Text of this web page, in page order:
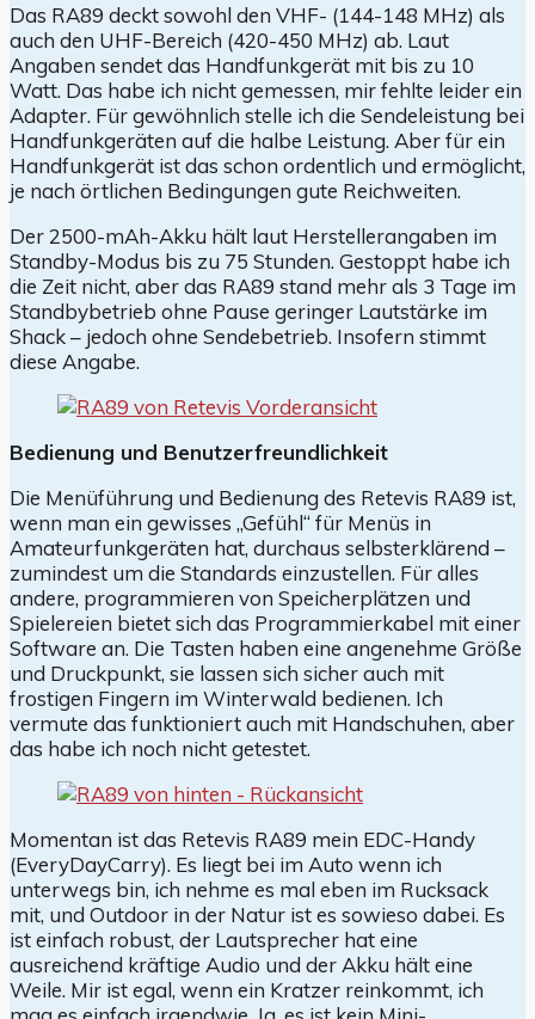
Das RA89 deckt sowohl den VHF- (144-148 MHz) als
auch den UHF-Bereich (420-450 MHz) ab. Laut
Angaben sendet das Handfunkgerät mit bis zu 10
Watt. Das habe ich nicht gemessen, mir fehlte leider ein
Adapter. Für gewöhnlich stelle ich die Sendeleistung bei
Handfunkgeräten auf die halbe Leistung. Aber für ein
Handfunkgerät ist das schon ordentlich und ermöglicht,
je nach örtlichen Bedingungen gute Reichweiten.
Der 2500-mAh-Akku hält laut Herstellerangaben im
Standby-Modus bis zu 75 Stunden. Gestoppt habe ich
die Zeit nicht, aber das RA89 stand mehr als 3 Tage im
Standbybetrieb ohne Pause geringer Lautstärke im
Shack – jedoch ohne Sendebetrieb. Insofern stimmt
diese Angabe.
Bedienung und Benutzerfreundlichkeit
Die Menüführung und Bedienung des Retevis RA89 ist,
wenn man ein gewisses „Gefühl“ für Menüs in
Amateurfunkgeräten hat, durchaus selbsterklärend –
zumindest um die Standards einzustellen. Für alles
andere, programmieren von Speicherplätzen und
Spielereien bietet sich das Programmierkabel mit einer
Software an. Die Tasten haben eine angenehme Größe
und Druckpunkt, sie lassen sich sicher auch mit
frostigen Fingern im Winterwald bedienen. Ich
vermute das funktioniert auch mit Handschuhen, aber
das habe ich noch nicht getestet.
Momentan ist das Retevis RA89 mein EDC-Handy
(EveryDayCarry). Es liegt bei im Auto wenn ich
unterwegs bin, ich nehme es mal eben im Rucksack
mit, und Outdoor in der Natur ist es sowieso dabei. Es
ist einfach robust, der Lautsprecher hat eine
ausreichend kräftige Audio und der Akku hält eine
Weile. Mir ist egal, wenn ein Kratzer reinkommt, ich